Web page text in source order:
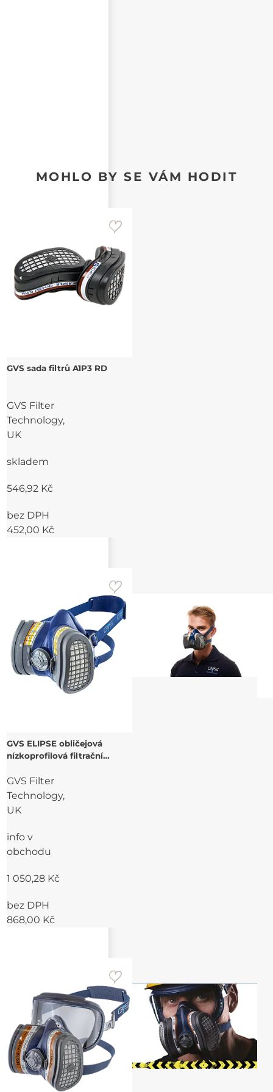
MOHLO BY SE VÁM HODIT
GVS sada filtrů A1P3 RD
GVS Filter
Technology,
UK
skladem
546,92 Kč
bez DPH
452,00 Kč
GVS ELIPSE obličejová
nízkoprofilová filtrační
příslušenství
GVS Filter
Technology,
UK
info v
obchodu
1 050,28 Kč
bez DPH
868,00 Kč